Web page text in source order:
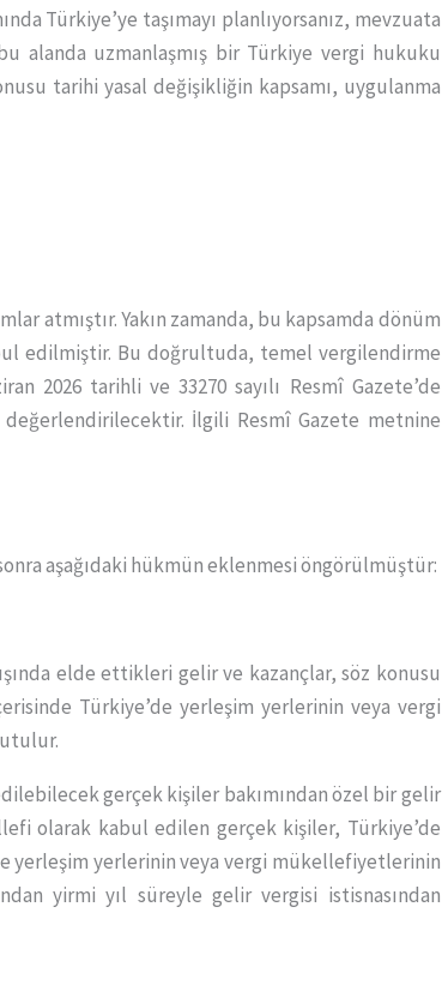
Türkiye’ye taşımayı planlıyorsanız, mevzuata
alanda uzmanlaşmış bir Türkiye vergi hukuku
tarihi yasal değişikliğin kapsamı, uygulanma
atmıştır. Yakın zamanda, bu kapsamda dönüm
edilmiştir. Bu doğrultuda, temel vergilendirme
2026 tarihli ve 33270 sayılı Resmî Gazete’de
değerlendirilecektir. İlgili Resmî Gazete metnine
aşağıdaki hükmün eklenmesi öngörülmüştür:
elde ettikleri gelir ve kazançlar, söz konusu
Türkiye’de yerleşim yerlerinin veya vergi
gerçek kişiler bakımından özel bir gelir
olarak kabul edilen gerçek kişiler, Türkiye’de
yerleşim yerlerinin veya vergi mükellefiyetlerinin
yirmi yıl süreyle gelir vergisi istisnasından